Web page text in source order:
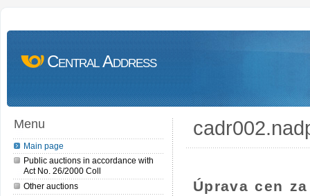
Central Address
Menu
Main page
Public auctions in accordance with
Act No. 26/2000 Coll
Other auctions
Úprava cen